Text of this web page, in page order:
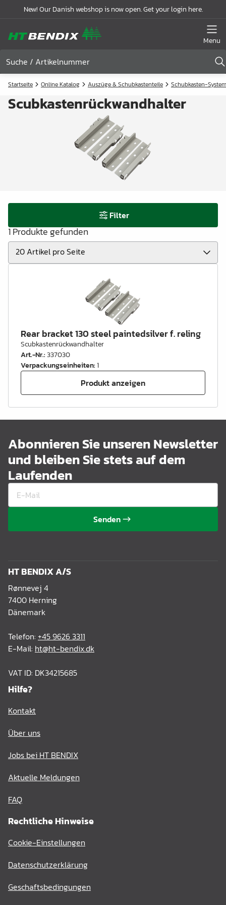
New! Our Danish webshop is now open. Get your login here.
Menu
Startseite Online Katalog Auszüge & Schubkastenteile Schubkasten-
Scubkastenrückwandhalter
Filter
1 Produkte gefunden
Rear bracket 130 steel paintedsilver f. reling
Scubkastenrückwandhalter
Art.-Nr.:337030
Verpackungseinheiten:1
Produkt anzeigen
Abonnieren Sie unseren Newsletter
und bleiben Sie stets auf dem
Laufenden
Senden
HT BENDIX A/S
Rønnevej 4
7400 Herning
Dänemark
Telefon: +45 9626 3311
E-Mail: ht@ht-bendix.dk
VAT ID: DK34215685
Hilfe?
Kontakt
Über uns
Jobs bei HT BENDIX
Aktuelle Meldungen
FAQ
Rechtliche Hinweise
Cookie-Einstellungen
Datenschutzerklärung
Geschaftsbedingungen